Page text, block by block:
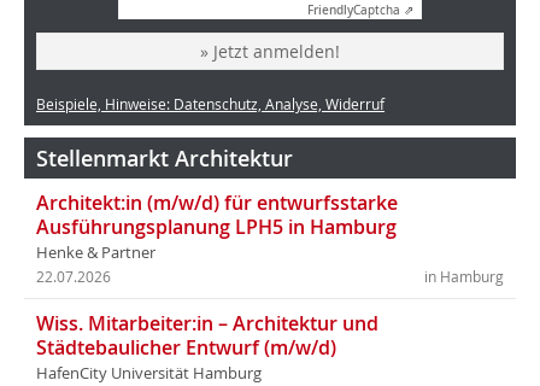
FriendlyCaptcha ⇗
» Jetzt anmelden!
Beispiele, Hinweise: Datenschutz, Analyse, Widerruf
Stellenmarkt Architektur
Architekt:in (m/w/d) für entwurfsstarke
Ausführungsplanung LPH5 in Hamburg
Henke & Partner
in Hamburg
22.07.2026
Wiss. Mitarbeiter:in – Architektur und
Städtebaulicher Entwurf (m/w/d)
HafenCity Universität Hamburg